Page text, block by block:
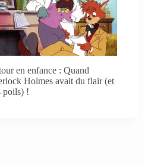
en enfance : Quand
Holmes avait du flair (et
poils) !